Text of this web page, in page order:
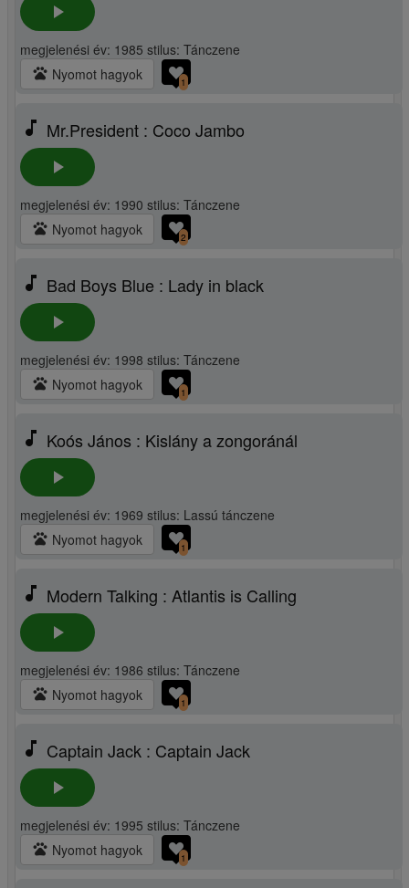
play_arrow
megjelenési év: 1985 stilus: Tánczene
pets Nyomot hagyok 1
music_note Mr.President : Coco Jambo
play_arrow
megjelenési év: 1990 stilus: Tánczene
pets Nyomot hagyok 2
music_note Bad Boys Blue : Lady in black
play_arrow
megjelenési év: 1998 stilus: Tánczene
pets Nyomot hagyok 1
music_note Koós János : Kislány a zongoránál
play_arrow
megjelenési év: 1969 stilus: Lassú tánczene
pets Nyomot hagyok 1
music_note Modern Talking : Atlantis is Calling
play_arrow
megjelenési év: 1986 stilus: Tánczene
pets Nyomot hagyok 1
music_note Captain Jack : Captain Jack
play_arrow
megjelenési év: 1995 stilus: Tánczene
pets Nyomot hagyok 1